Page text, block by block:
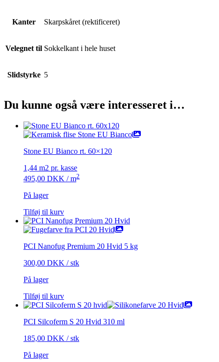
Kanter Skarpskåret (rektificeret)
Velegnet til Sokkelkant i hele huset
Slidstyrke 5
Du kunne også være interesseret i…
Stone EU Bianco rt. 60×120
1,44 m2 pr. kasse
495,00 DKK / m2
På lager
Tilføj til kurv
PCI Nanofug Premium 20 Hvid 5 kg
300,00 DKK / stk
På lager
Tilføj til kurv
PCI Silcoferm S 20 Hvid 310 ml
185,00 DKK / stk
På lager